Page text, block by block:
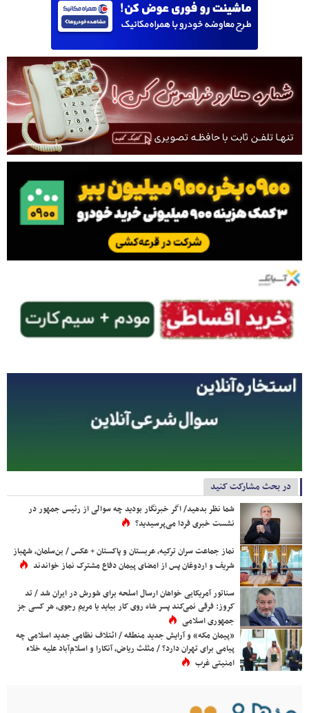
در بحث مشارکت کنید
شما نظر بدهید/ اگر خبرنگار بودید چه سوالی از رئیس جمهور در
نشست خبری فردا می‌پرسیدید؟
نماز جماعت سران ترکیه، عربستان و پاکستان + عکس / بن‌سلمان، شهباز
شریف و اردوغان پس از امضای پیمان دفاع مشترک نماز خواندند
سناتور آمریکایی خواهان ارسال اسلحه برای شورش در ایران شد / تد
کروز: فرقی نمی‌کند پسر شاه روی کار بیاید یا مریم رجوی، هر کسی جز
جمهوری اسلامی
«پیمان مکه» و آرایش جدید منطقه / ائتلاف نظامی جدید اسلامی چه
پیامی برای تهران دارد؟ / مثلث ریاض، آنکارا و اسلام‌آباد علیه خلاء
امنیتی غرب